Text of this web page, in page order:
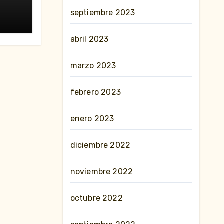
septiembre 2023
abril 2023
marzo 2023
febrero 2023
enero 2023
diciembre 2022
noviembre 2022
octubre 2022